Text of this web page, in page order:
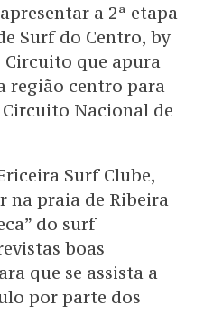
a 2ª etapa
Surf do Centro, by
Circuito que apura
região centro para
Nacional de
Surf Clube,
na praia de Ribeira
do surf
boas
que se assista a
por parte dos